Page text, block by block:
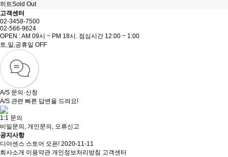
히트Sold Out
고객센터
02-3458-7500
02-566-9624
OPEN : AM 09시 ~ PM 18시. 점심시간 12:00 ~ 1:00
토,일,공휴일 OFF
A/S 문의·신청
A/S 관련 빠른 답변을 드려요!
1:1 문의
비밀문의, 개인문의, 오류신고
공지사항
디아센스 스토어 오픈! 2020-11-11
회사소개 이용약관 개인정보처리방침 고객센터